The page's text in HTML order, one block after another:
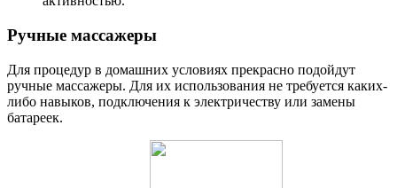
Ручные массажеры
Для процедур в домашних условиях прекрасно подойдут
ручные массажеры. Для их использования не требуется каких-
либо навыков, подключения к электричеству или замены
батареек.